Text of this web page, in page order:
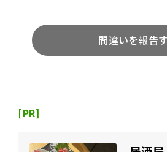
間違いを報告
[PR]